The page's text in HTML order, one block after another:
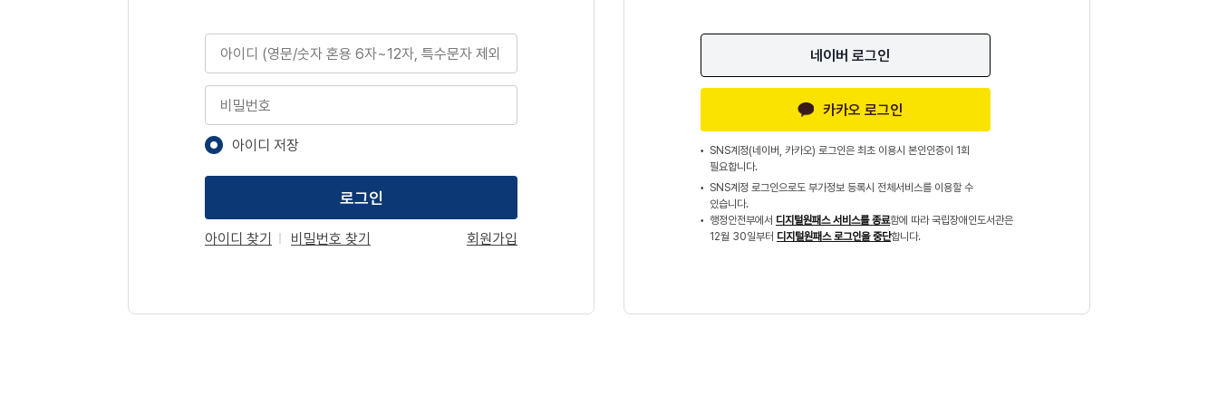
아이디
비밀번호
아이디 저장
로그인
아이디 찾기 비밀번호 찾기 회원가입
네이버 로그인
카카오 로그인
SNS계정(네이버, 카카오) 로그인은 최초 이용시 본인인증이 1회
필요합니다.
SNS계정 로그인으로도 부가정보 등록시 전체서비스를 이용할 수
있습니다.
행정안전부에서 디지털원패스 서비스를 종료함에 따라 국립장애인도서관은
12월 30일부터 디지털원패스 로그인을 중단합니다.